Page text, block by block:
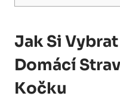
Jak Si
Domácí
Kočku